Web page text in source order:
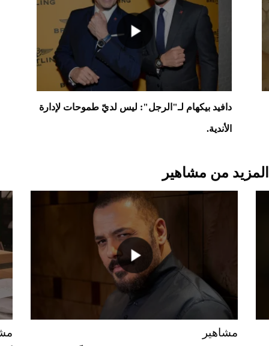
دافيد بيكهام لـ"الرجل": ليس لديّ طموحات لإدارة
الأندية.
من مشاهير
مشاهير